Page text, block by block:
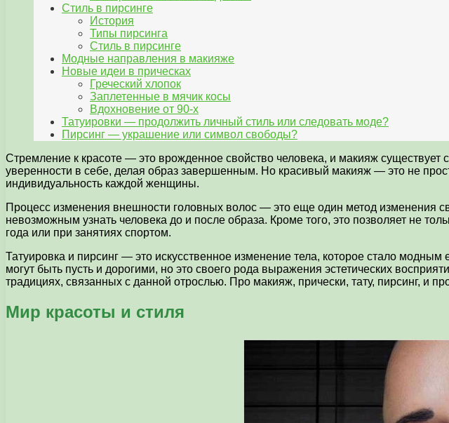
Стиль в пирсинге
История
Типы пирсинга
Стиль в пирсинге
Модные направления в макияже
Новые идеи в прическах
Греческий хлопок
Заплетенные в мячик косы
Вдохновение от 90-х
Татуировки — продолжить личный стиль или следовать моде?
Пирсинг — украшение или символ свободы?
Стремление к красоте — это врожденное свойство человека, и макияж
уверенности в себе, делая образ завершенным. Но красивый макияж — это не
индивидуальность каждой женщины.
Процесс изменения внешности головных волос — это еще один метод изменения
невозможным узнать человека до и после образа. Кроме того, это позволяет не
года или при занятиях спортом.
Татуировка и пирсинг — это искусственное изменение тела, которое стало
могут быть пусть и дорогими, но это своего рода выражения эстетических
традициях, связанных с данной отрослью. Про макияж, прически, тату, пирсинг, и
Мир красоты и стиля